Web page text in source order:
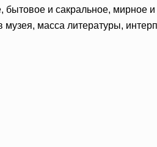
бытовое и сакральное,
масса литературы,